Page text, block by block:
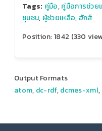
Tags: คู่มือ,คู่มือการช่วย
ชุมชน, ผู้ช่วยเหลือ, ฮักส์
Position:1842 (330
Output Formats
atom, dc-rdf,dcmes-xml,